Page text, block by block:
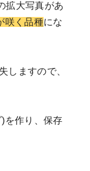
拡大写真があ
咲く品種にな
しますので、
を作り、保存